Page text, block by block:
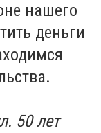
нашего
деньги
50 лет